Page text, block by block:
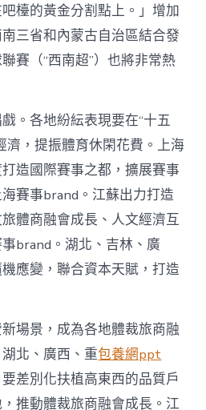
檯的黃金分割點上。」增加
三省和內蒙古自治區結合發
賽（“西南超”）也將非常熱
。各地紛紜表現要在“十五
濟，提振體育休閑花費。上海
造國際賽事之都，擴展賽事
賽事brand。江蘇出力打造
體商融會成長、人文經濟互
brand。湖北、吉林、廣
應變，聯合資本天賦，打造
場景，成為各地體裁旅商融
北、廣西、重包養網ppt
差別化扶植高東西的品質戶
推動體裁旅商融會成長。江